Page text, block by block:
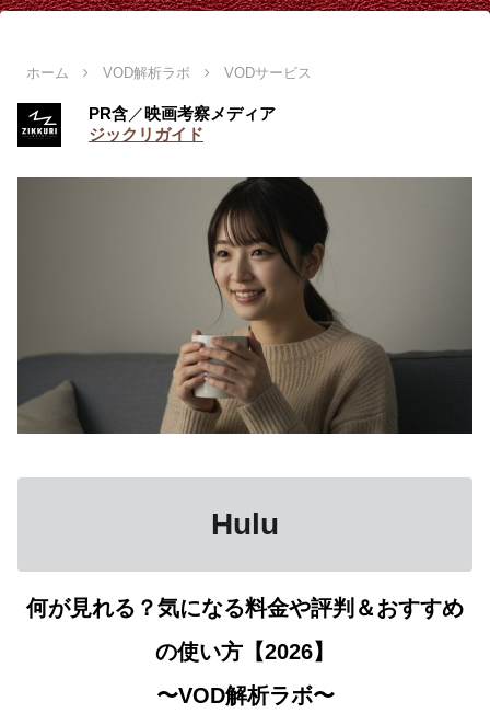
ホーム VOD解析ラボ VODサービス
PR含／映画考察メディア
ジックリガイド
Hulu
何が見れる？気になる料金や評判＆おすすめ
の使い方【2026】
〜VOD解析ラボ〜